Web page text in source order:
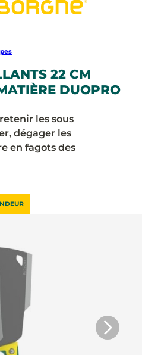
22 CM
DUOPRO
les sous
dégager les
en fagots des